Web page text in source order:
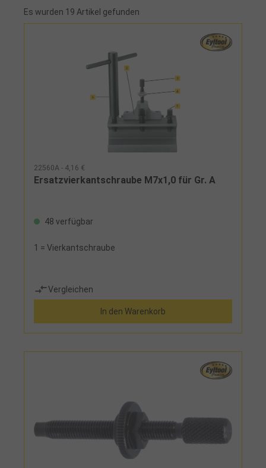
Es wurden 19 Artikel gefunden
22560A - 4,16 €
Ersatzvierkantschraube M7x1,0 für Gr. A
48 verfügbar
1 = Vierkantschraube
Vergleichen
In den Warenkorb